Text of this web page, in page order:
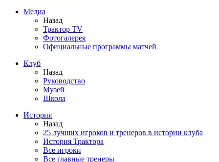
Медиа
Назад
Трактор TV
Фотогалерея
Официальные программы матчей
Клуб
Назад
Руководство
Музей
Школа
История
Назад
25 лучших игроков и тренеров в истории клуба
История Трактора
Все игроки
Все главные тренеры